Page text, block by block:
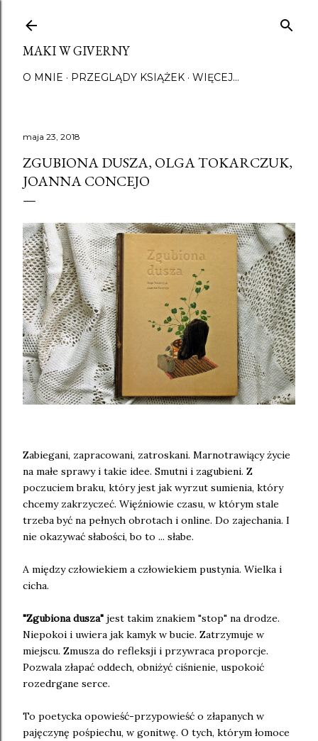
MAKI W GIVERNY
O MNIE PRZEGLĄDY KSIĄŻEK WIĘCEJ…
maja 23, 2018
ZGUBIONA DUSZA, OLGA TOKARCZUK,
JOANNA CONCEJO
Zabiegani, zapracowani, zatroskani. Marnotrawiący życie
na małe sprawy i takie idee. Smutni i zagubieni. Z
poczuciem braku, który jest jak wyrzut sumienia, który
chcemy zakrzyczeć. Więźniowie czasu, w którym stale
trzeba być na pełnych obrotach i online. Do zajechania. I
nie okazywać słabości, bo to ... słabe.
A między człowiekiem a człowiekiem pustynia. Wielka i
cicha.
"Zgubiona dusza" jest takim znakiem "stop" na drodze.
Niepokoi i uwiera jak kamyk w bucie. Zatrzymuje w
miejscu. Zmusza do refleksji i przywraca proporcje.
Pozwala złapać oddech, obniżyć ciśnienie, uspokoić
rozedrgane serce.
To poetycka opowieść-przypowieść o złapanych w
pajęczynę pośpiechu, w gonitwę. O tych, którym łomoce